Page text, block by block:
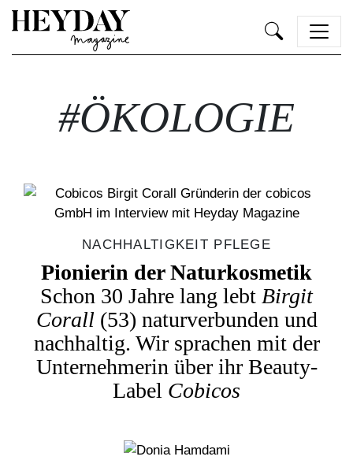
#ÖKOLOGIE
NACHHALTIGKEIT PFLEGE
Pionierin der Naturkosmetik
Schon 30 Jahre lang lebt Birgit
Corall (53) naturverbunden und
nachhaltig. Wir sprachen mit der
Unternehmerin über ihr Beauty-
Label Cobicos